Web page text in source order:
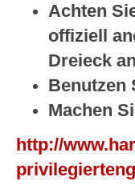
Achten
offiziell
Dreieck
Benutzen
Machen
http://